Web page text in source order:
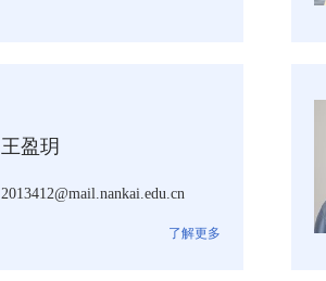
王盈玥
2013412@mail.nankai.edu.cn
了解更多